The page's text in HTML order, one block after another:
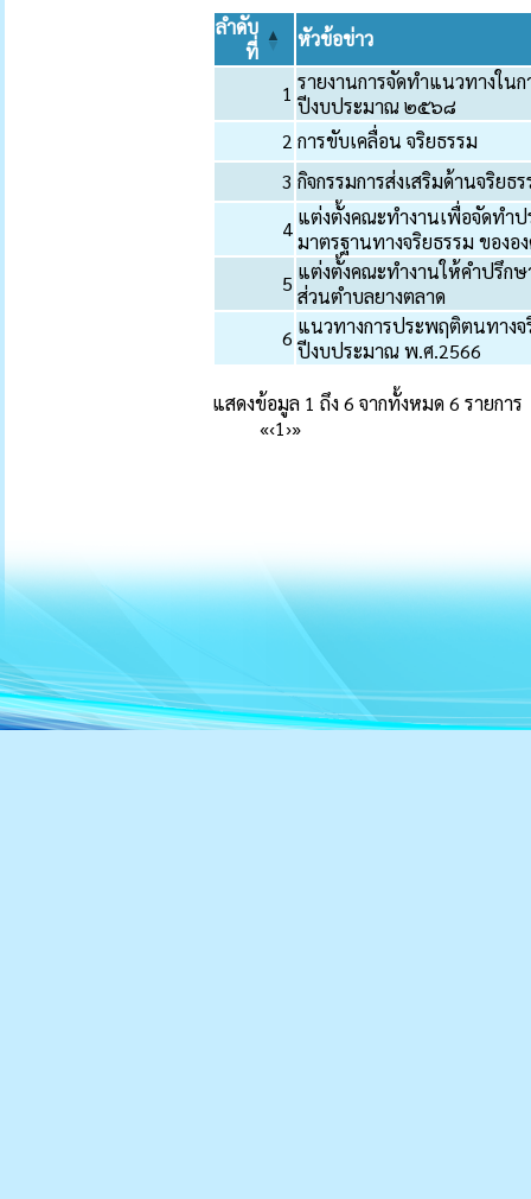
ลำดับ
ที่
หัวข้อข่าว
1 รายงานการจัดทำแนวทางใน
ปีงบประมาณ ๒๕๖๘
2 การขับเคลื่อน จริยธรรม
3 กิจกรรมการส่งเสริมด้านจริย
4 แต่งตั้งคณะทำงานเพื่อจัดทำ
มาตรฐานทางจริยธรรม ของอ
5 แต่งตั้งคณะทำงานให้คำปรึกษ
ส่วนตำบลยางตลาด
6 แนวทางการประพฤติตนทางจ
ปีงบประมาณ พ.ศ.2566
แสดงข้อมูล 1 ถึง 6 จากทั้งหมด 6 รายการ
«‹1›»